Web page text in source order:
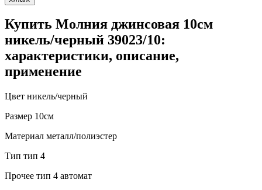
Купить Молния джинсовая 10см
никель/черный 39023/10:
характеристики, описание,
применение
Цвет никель/черный
Размер 10см
Материал металл/полиэстер
Тип тип 4
Прочее тип 4 автомат